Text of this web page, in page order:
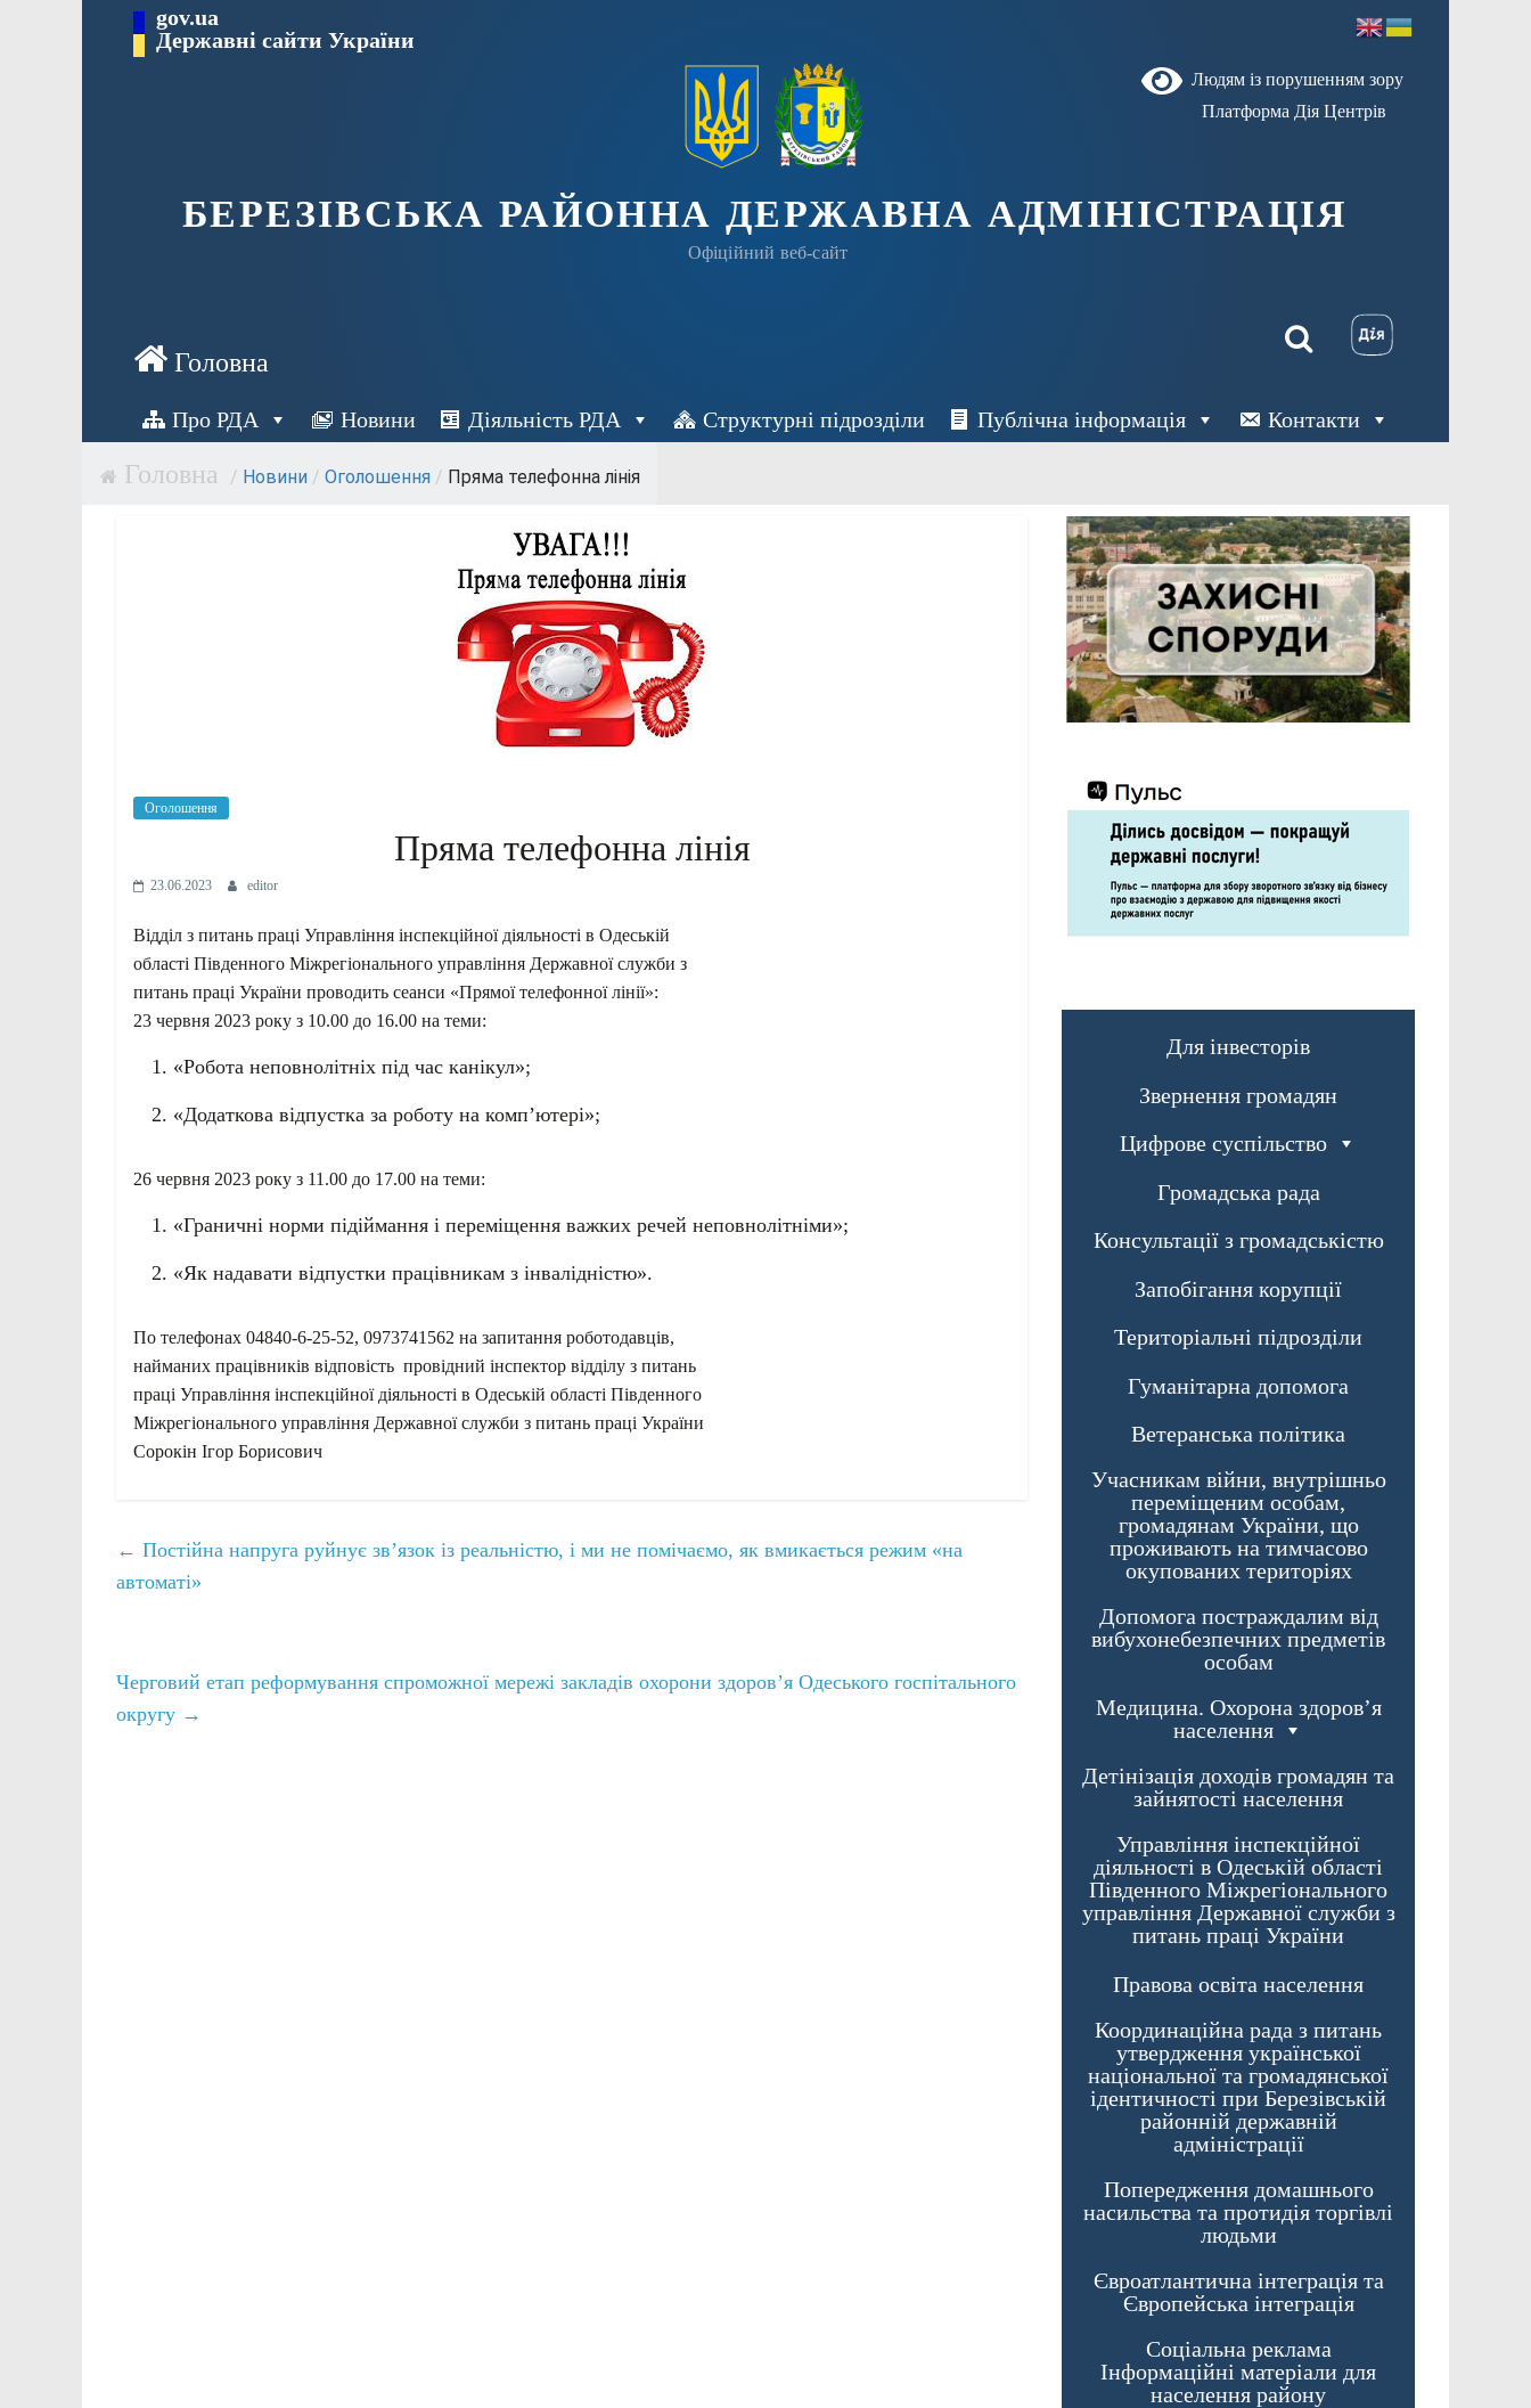
Перейти gov.ua
Державні сайти України
Людям із порушенням зору
Платформа Дія Центрів
БЕРЕЗІВСЬКА РАЙОННА ДЕРЖАВНА АДМІНІСТРАЦІЯ
Офіційний веб-сайт
Про РДА Новини Діяльність РДА Структурні підрозділи Публічна інформація Контакти
/ Новини / Оголошення / Пряма телефонна лінія
Оголошення
Пряма телефонна лінія
23.06.2023 editor
Відділ з питань праці Управління інспекційної діяльності в Одеській
області Південного Міжрегіонального управління Державної служби з
питань праці України проводить сеанси «Прямої телефонної лінії»:
23 червня 2023 року з 10.00 до 16.00 на теми:
«Робота неповнолітніх під час канікул»;
«Додаткова відпустка за роботу на комп’ютері»;
26 червня 2023 року з 11.00 до 17.00 на теми:
«Граничні норми підіймання і переміщення важких речей неповнолітніми»;
«Як надавати відпустки працівникам з інвалідністю».
По телефонах 04840-6-25-52, 0973741562 на запитання роботодавців,
найманих працівників відповість провідний інспектор відділу з питань
праці Управління інспекційної діяльності в Одеській області Південного
Міжрегіонального управління Державної служби з питань праці України
Сорокін Ігор Борисович
← Постійна напруга руйнує зв’язок із реальністю, і ми не помічаємо, як вмикається режим «на
автоматі»
Черговий етап реформування спроможної мережі закладів охорони здоров’я Одеського госпітального
округу →
Для інвесторів
Звернення громадян
Цифрове суспільство
Громадська рада
Консультації з громадськістю
Запобігання корупції
Територіальні підрозділи
Гуманітарна допомога
Ветеранська політика
Учасникам війни, внутрішньо
переміщеним особам,
громадянам України, що
проживають на тимчасово
окупованих територіях
Допомога постраждалим від
вибухонебезпечних предметів
особам
Медицина. Охорона здоров’я
населення
Детінізація доходів громадян та
зайнятості населення
Управління інспекційної
діяльності в Одеській області
Південного Міжрегіонального
управління Державної служби з
питань праці України
Правова освіта населення
Координаційна рада з питань
утвердження української
національної та громадянської
ідентичності при Березівській
районній державній
адміністрації
Попередження домашнього
насильства та протидія торгівлі
людьми
Євроатлантична інтеграція та
Європейська інтеграція
Соціальна реклама
Інформаційні матеріали для
населення району